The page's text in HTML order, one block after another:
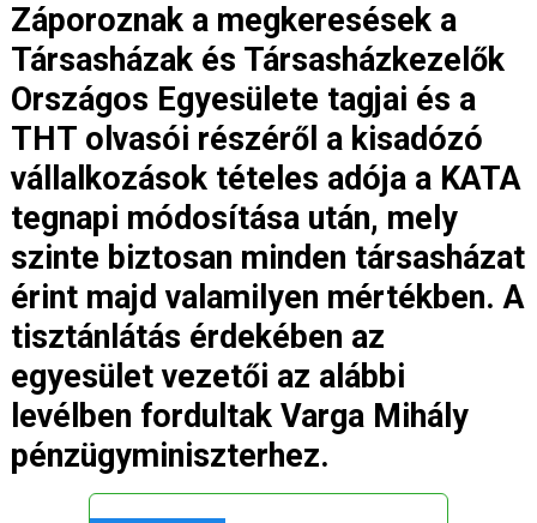
Záporoznak a megkeresések a
Társasházak és Társasházkezelők
Országos Egyesülete tagjai és a
THT olvasói részéről a kisadózó
vállalkozások tételes adója a KATA
tegnapi módosítása után, mely
szinte biztosan minden társasházat
érint majd valamilyen mértékben. A
tisztánlátás érdekében az
egyesület vezetői az alábbi
levélben fordultak Varga Mihály
pénzügyminiszterhez.